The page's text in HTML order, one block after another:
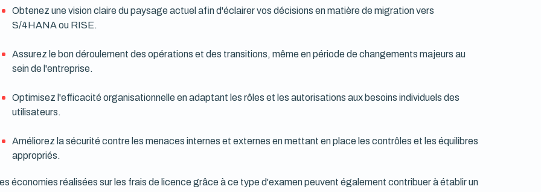
Obtenez une vision claire du paysage actuel afin d'éclairer vos décisions en matière de migration vers
S/4HANA ou RISE.
Assurez le bon déroulement des opérations et des transitions, même en période de changements majeurs au
sein de l'entreprise.
Optimisez l'efficacité organisationnelle en adaptant les rôles et les autorisations aux besoins individuels des
utilisateurs.
Améliorez la sécurité contre les menaces internes et externes en mettant en place les contrôles et les équilibres
appropriés.
économies réalisées sur les frais de licence grâce à ce type d'examen peuvent également contribuer à établir un